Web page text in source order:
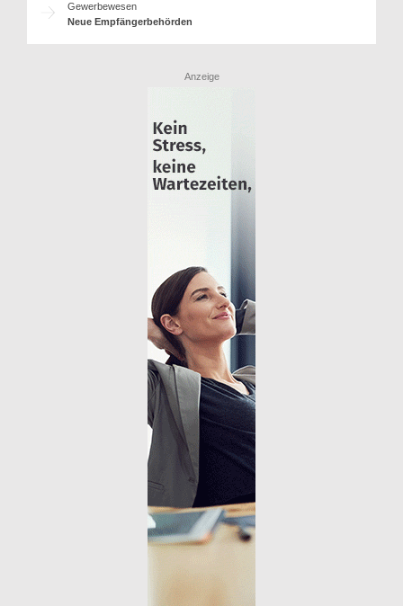
Gewerbewesen
Neue Empfängerbehörden
Anzeige